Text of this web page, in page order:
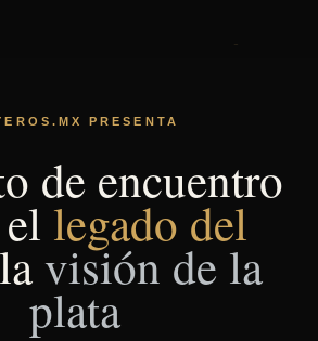
PRESENTA
de encuentro
legado del
visión de la
plata